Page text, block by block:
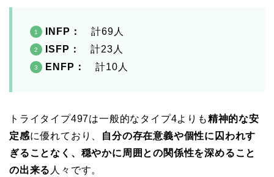
INFP ：
計69人
ISFP：
計23人
ENFP：
計10人
トライタイプ497は一般的なタイプ4よりも精神的な安
定感に優れており、
自分の存在意義や個性に囚われす
ぎることなく、穏やかに周囲との関係性を深めること
の出来る 人々です。